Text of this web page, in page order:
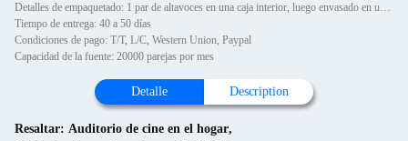
Detalles de empaquetado: 1 par de altavoces en una caja interior, luego envasado en una caja.
Tiempo de entrega: 40 a 50 días
Condiciones de pago: T/T, L/C, Western Union, Paypal
Capacidad de la fuente: 20000 parejas por mes
Detalle Description
Resaltar: Auditorio de cine en el hogar,